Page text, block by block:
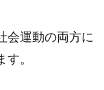
会運動の両方に
。